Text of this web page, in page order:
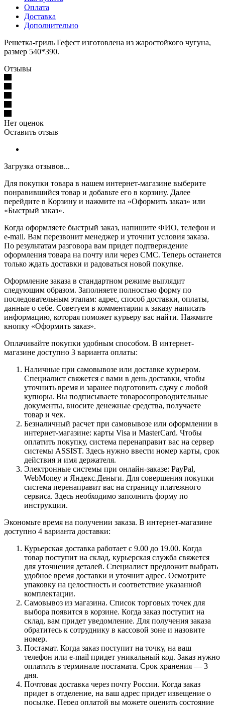
Оплата
Доставка
Дополнительно
Решетка-гриль Гефест изготовлена из жаростойкого чугуна,
размер 540*390.
Отзывы
Нет оценок
Оставить отзыв
Загрузка отзывов...
Для покупки товара в нашем интернет-магазине выберите
понравившийся товар и добавьте его в корзину. Далее
перейдите в Корзину и нажмите на «Оформить заказ» или
«Быстрый заказ».
Когда оформляете быстрый заказ, напишите ФИО, телефон и
e-mail. Вам перезвонит менеджер и уточнит условия заказа.
По результатам разговора вам придет подтверждение
оформления товара на почту или через СМС. Теперь останется
только ждать доставки и радоваться новой покупке.
Оформление заказа в стандартном режиме выглядит
следующим образом. Заполняете полностью форму по
последовательным этапам: адрес, способ доставки, оплаты,
данные о себе. Советуем в комментарии к заказу написать
информацию, которая поможет курьеру вас найти. Нажмите
кнопку «Оформить заказ».
Оплачивайте покупки удобным способом. В интернет-
магазине доступно 3 варианта оплаты:
Наличные при самовывозе или доставке курьером.
Специалист свяжется с вами в день доставки, чтобы
уточнить время и заранее подготовить сдачу с любой
купюры. Вы подписываете товаросопроводительные
документы, вносите денежные средства, получаете
товар и чек.
Безналичный расчет при самовывозе или оформлении в
интернет-магазине: карты Visa и MasterCard. Чтобы
оплатить покупку, система перенаправит вас на сервер
системы ASSIST. Здесь нужно ввести номер карты, срок
действия и имя держателя.
Электронные системы при онлайн-заказе: PayPal,
WebMoney и Яндекс.Деньги. Для совершения покупки
система перенаправит вас на страницу платежного
сервиса. Здесь необходимо заполнить форму по
инструкции.
Экономьте время на получении заказа. В интернет-магазине
доступно 4 варианта доставки:
Курьерская доставка работает с 9.00 до 19.00. Когда
товар поступит на склад, курьерская служба свяжется
для уточнения деталей. Специалист предложит выбрать
удобное время доставки и уточнит адрес. Осмотрите
упаковку на целостность и соответствие указанной
комплектации.
Самовывоз из магазина. Список торговых точек для
выбора появится в корзине. Когда заказ поступит на
склад, вам придет уведомление. Для получения заказа
обратитесь к сотруднику в кассовой зоне и назовите
номер.
Постамат. Когда заказ поступит на точку, на ваш
телефон или e-mail придет уникальный код. Заказ нужно
оплатить в терминале постамата. Срок хранения — 3
дня.
Почтовая доставка через почту России. Когда заказ
придет в отделение, на ваш адрес придет извещение о
посылке. Перед оплатой вы можете оценить состояние